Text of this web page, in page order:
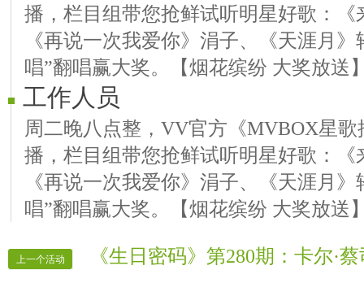
播，栏目组带您抢鲜试听明星好歌：《
《再说一次我爱你》涓子、《天涯月
唱”翻唱赢大奖。【烟花缤纷 大奖放送
工作人员
周二晚八点整，VV官方《MVBOX星歌
播，栏目组带您抢鲜试听明星好歌：《
《再说一次我爱你》涓子、《天涯月
唱”翻唱赢大奖。【烟花缤纷 大奖放送
上一个活动 《生日密码》第280期：卡尔·